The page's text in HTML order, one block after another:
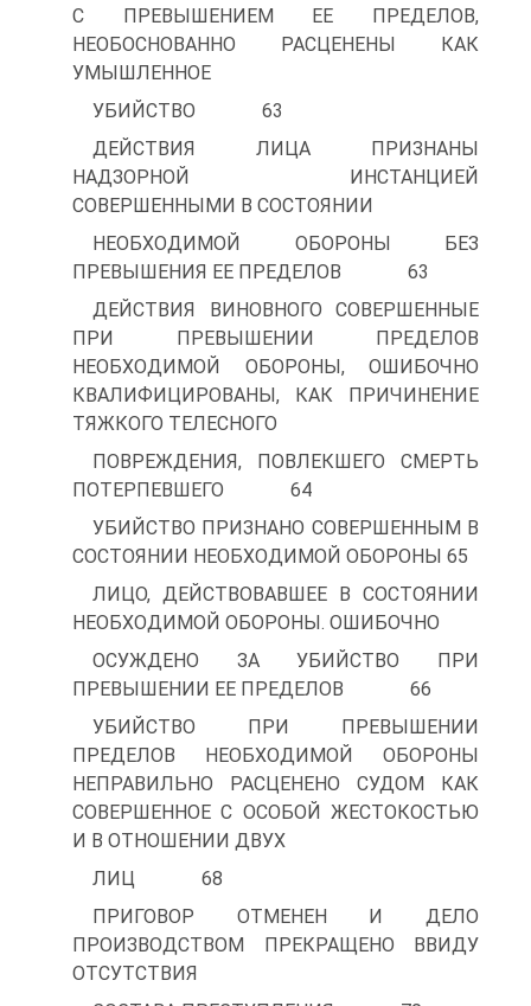
С ПРЕВЫШЕНИЕМ ЕЕ ПРЕДЕЛОВ,
НЕОБОСНОВАННО РАСЦЕНЕНЫ КАК
УМЫШЛЕННОЕ
УБИЙСТВО 63
ДЕЙСТВИЯ ЛИЦА ПРИЗНАНЫ
НАДЗОРНОЙ ИНСТАНЦИЕЙ
СОВЕРШЕННЫМИ В СОСТОЯНИИ
НЕОБХОДИМОЙ ОБОРОНЫ БЕЗ
ПРЕВЫШЕНИЯ ЕЕ ПРЕДЕЛОВ 63
ДЕЙСТВИЯ ВИНОВНОГО СОВЕРШЕННЫЕ
ПРИ ПРЕВЫШЕНИИ ПРЕДЕЛОВ
НЕОБХОДИМОЙ ОБОРОНЫ, ОШИБОЧНО
КВАЛИФИЦИРОВАНЫ, КАК ПРИЧИНЕНИЕ
ТЯЖКОГО ТЕЛЕСНОГО
ПОВРЕЖДЕНИЯ, ПОВЛЕКШЕГО СМЕРТЬ
ПОТЕРПЕВШЕГО 64
УБИЙСТВО ПРИЗНАНО СОВЕРШЕННЫМ В
СОСТОЯНИИ НЕОБХОДИМОЙ ОБОРОНЫ 65
ЛИЦО, ДЕЙСТВОВАВШЕЕ В СОСТОЯНИИ
НЕОБХОДИМОЙ ОБОРОНЫ. ОШИБОЧНО
ОСУЖДЕНО ЗА УБИЙСТВО ПРИ
ПРЕВЫШЕНИИ ЕЕ ПРЕДЕЛОВ 66
УБИЙСТВО ПРИ ПРЕВЫШЕНИИ
ПРЕДЕЛОВ НЕОБХОДИМОЙ ОБОРОНЫ
НЕПРАВИЛЬНО РАСЦЕНЕНО СУДОМ КАК
СОВЕРШЕННОЕ С ОСОБОЙ ЖЕСТОКОСТЬЮ
И В ОТНОШЕНИИ ДВУХ
ЛИЦ 68
ПРИГОВОР ОТМЕНЕН И ДЕЛО
ПРОИЗВОДСТВОМ ПРЕКРАЩЕНО ВВИДУ
ОТСУТСТВИЯ